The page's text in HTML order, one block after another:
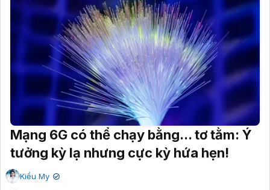
Mạng 6G có thể chạy bằng... tơ tằm: Ý
tưởng kỳ lạ nhưng cực kỳ hứa hẹn!
Kiều My ✔